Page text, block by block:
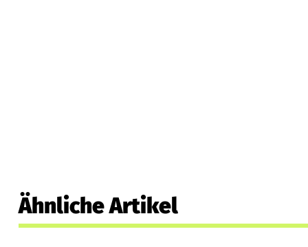
Ähnliche Artikel